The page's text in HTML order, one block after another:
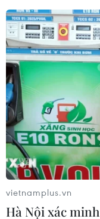
Đại biểu dự lễ
vietnamplus.vn
Hà Nội xác